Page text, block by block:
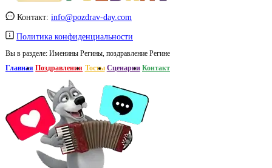
Контакт: info@pozdrav-day.com
Политика конфиденциальности
Вы в разделе: Именины Регины, поздравление Регине
Главная Поздравления Тосты Сценарии Контакт